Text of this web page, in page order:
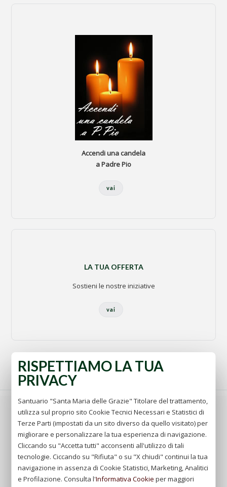
Accendi una candela
a Padre Pio
vai
LA TUA OFFERTA
Sostieni le nostre iniziative
vai
Principalmente devi insistere sulla base della giustizia
cristiana sul fondamento della bontà, sulla virtù, di cui
esplicitamente si porga a modello, voglio dire: l'umiltà.
Umiltà interna ed esterna; più interna però che esterna;
più sentita che dimostrata; più profonda che visibile.
Stìmati qual sei in verità, un nulla, una miseria, una
debolezza, una fonte di perversità senza limiti ed
RISPETTIAMO LA TUA
PRIVACY
Santuario "Santa Maria delle Grazie" Titolare del trattamento,
utilizza sul proprio sito Cookie Tecnici Necessari e Statistici di
Terze Parti (impostati da un sito diverso da quello visitato) per
migliorare e personalizzare la tua esperienza di navigazione.
Cliccando su "Accetta tutti" acconsenti all'utilizzo di tali
tecnologie. Ciccando su "Rifiuta" o su "X chiudi" continui la tua
navigazione in assenza di Cookie Statistici, Marketing, Analitici
e Profilazione. Consulta l'Informativa Cookie per maggiori